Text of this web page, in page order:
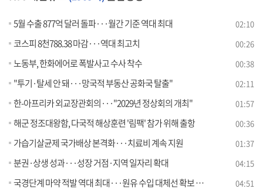
5월 수출 877억 달러 돌파···월간 기준 역대 최대 02:10
코스피 8천788.38 마감···역대 최고치 00:26
노동부, 한화에어로 폭발사고 수사 착수 00:38
"투기·탈세 안 돼···망국적 부동산 공화국 탈출" 02:11
한-아프리카 외교장관회의···"2029년 정상회의 개최" 01:57
해군 정조대왕함, 다국적 해상훈련 '림팩' 참가 위해 출항 00:36
가습기살균제 국가배상 본격화···치료비 계속 지원 01:37
분권·상생 성과···성장 거점·지역 일자리 확대 04:15
국경단계 마약 적발 역대 최대···원유 수입 대체선 확보 [뉴스의 맥] 04:51